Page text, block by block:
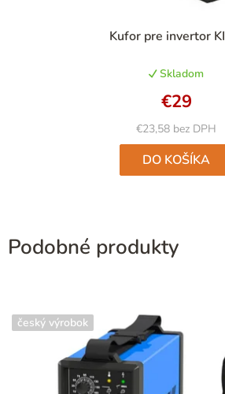
Kufor pre invertor
je
4,9
z
5
Skladom
€23,58 bez DPH
€29
DO KOŠÍKA
Podobné produkty
český výrobok